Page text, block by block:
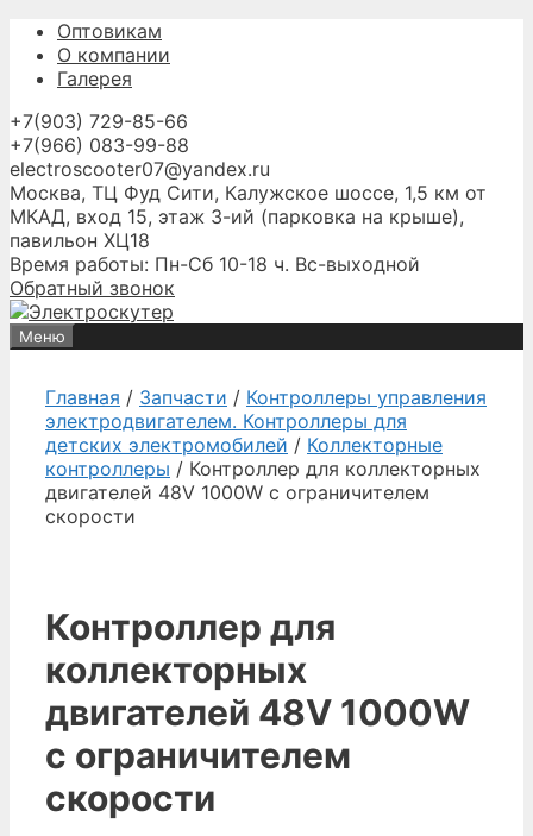
Перейти
содержимому
Оптовикам
О компании
Галерея
+7(903) 729-85-66
+7(966) 083-99-88
electroscooter07@yandex.ru
Москва, ТЦ Фуд Сити, Калужское шоссе, 1,5 км от
МКАД, вход 15, этаж 3-ий (парковка на крыше),
павильон ХЦ18
Время работы: Пн-Сб 10-18 ч. Вс-выходной
Обратный звонок
Меню
Главная / Запчасти / Контроллеры управления
электродвигателем. Контроллеры для
детских электромобилей / Коллекторные
контроллеры / Контроллер для коллекторных
двигателей 48V 1000W с ограничителем
скорости
Контроллер для
коллекторных
двигателей 48V 1000W
с ограничителем
скорости